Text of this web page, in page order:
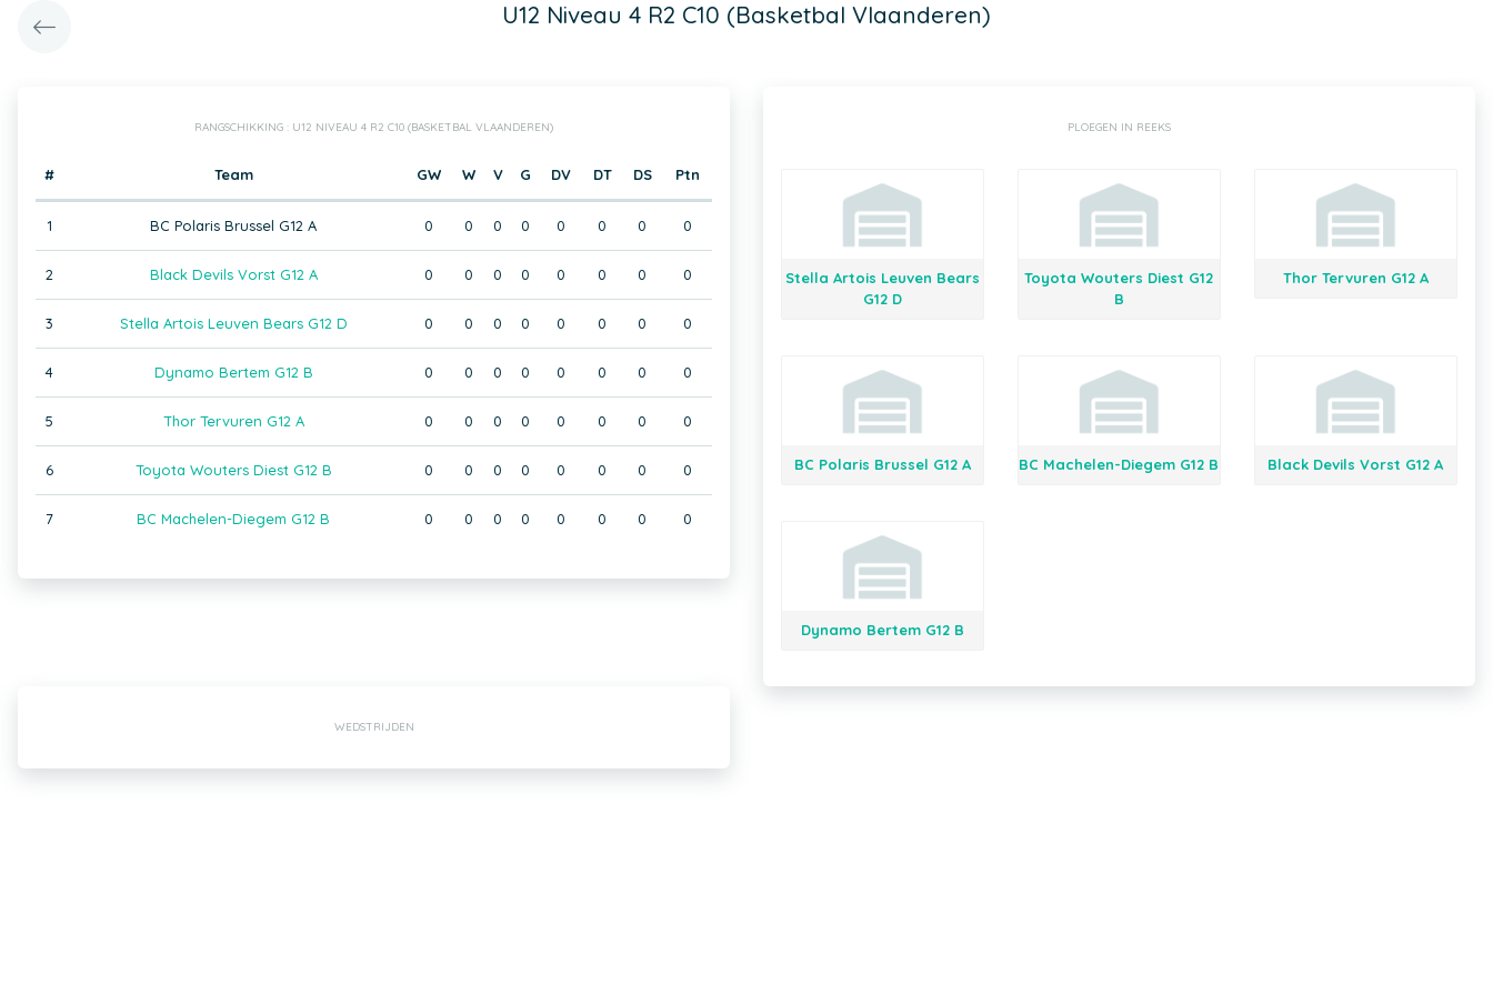
U12 Niveau 4 R2 C10 (Basketbal Vlaanderen)
RANGSCHIKKING : U12 NIVEAU 4 R2 C10 (BASKETBAL VLAANDEREN)
# Team GW W V G DV DT DS Ptn
1 BC Polaris Brussel G12 A 0 0 0 0 0 0 0 0
2 Black Devils Vorst G12 A 0 0 0 0 0 0 0 0
3 Stella Artois Leuven Bears G12 D 0 0 0 0 0 0 0 0
4 Dynamo Bertem G12 B 0 0 0 0 0 0 0 0
5 Thor Tervuren G12 A 0 0 0 0 0 0 0 0
6 Toyota Wouters Diest G12 B 0 0 0 0 0 0 0 0
7 BC Machelen-Diegem G12 B 0 0 0 0 0 0 0 0
PLOEGEN IN REEKS
Stella Artois Leuven Bears
G12 D
Toyota Wouters Diest G12
B
Thor Tervuren G12 A
BC Polaris Brussel G12 A BC Machelen-Diegem G12 B Black Devils Vorst G12 A
Dynamo Bertem G12 B
WEDSTRIJDEN